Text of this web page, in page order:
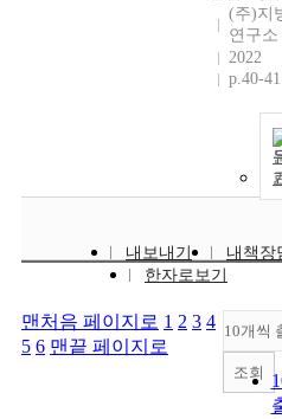
(주)지
연구소
2022
p.40-41
내보내기
내책장
한자로보기
10개씩
조회
맨처음 페이지로 1 2 3 4
5 6 맨끝 페이지로